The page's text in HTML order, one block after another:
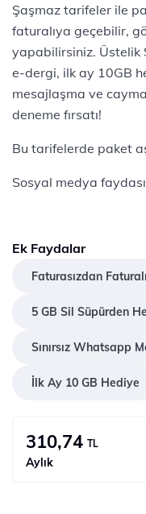
Şaşmaz tarifeler ile
faturalıya geçebilir,
yapabilirsiniz. Üstelik
e-dergi, ilk ay 10GB
mesajlaşma ve
deneme fırsatı!
Bu tarifelerde paket
Sosyal medya
Ek Faydalar
Faturasızdan
5 GB Sil Süpürden
Sınırsız Whatsapp
İlk Ay 10 GB Hediye
310,74 TL
Aylık